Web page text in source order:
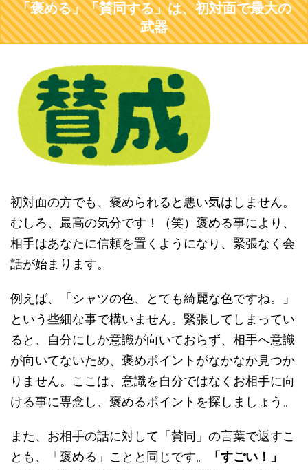
「褒める」「賛同する」は、初対面で最大の
武器
初対面の方でも、褒められると悪い気はしません。
むしろ、最高の気分です！（笑）褒める事により、
相手はあなたに信頼を置くようになり、緊張なく会
話が始まります。
例えば、「シャツの色、とても綺麗な色ですね。」
という些細な事で構いません。緊張してしまってい
ると、自分にしか意識が向いておらず、相手へ意識
が向いてないため、褒めポイントがなかなか見つか
りません。ここは、意識を自分ではなくお相手に向
ける事に専念し、褒めるポイントを探しましょう。
また、お相手の話に対して「賛同」の言葉で返すこ
とも、「褒める」ことと同じです。
「すごい！」